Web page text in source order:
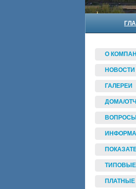
О
НОВОСТИ
ГАЛЕРЕИ
ДОМА/
ВОПРОСЫ
ПЛАТНЫЕ